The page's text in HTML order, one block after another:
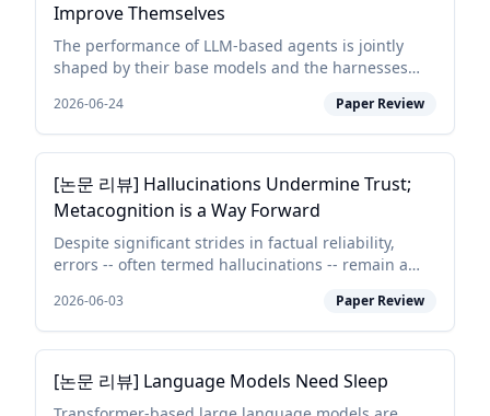
Improve Themselves
The performance of LLM-based agents is jointly
shaped by their base models and the harnesses
environment. Because different models exhibit
distinct behaviors, e...
2026-06-24 Paper Review
[논문 리뷰] Hallucinations Undermine Trust;
Metacognition is a Way Forward
Despite significant strides in factual reliability,
errors -- often termed hallucinations -- remain a
are increasingly expected to be helpful in mor...
2026-06-03 Paper Review
[논문 리뷰] Language Models Need Sleep